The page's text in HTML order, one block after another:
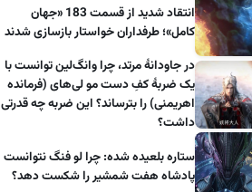
انتقاد شدید از قسمت 183 «جهان
کامل»؛ طرفداران خواستار بازسازی شدند
در جاودانهٔ مرتد، چرا وانگ‌لین توانست با
یک ضربهٔ کفِ دست مو لی‌های (فرمانده
اهریمنی) را بترساند؟ این ضربه چه قدرتی
داشت؟
ستاره بلعیده شده: چرا لو فنگ نتوانست
پادشاه هفت شمشیر را شکست دهد؟